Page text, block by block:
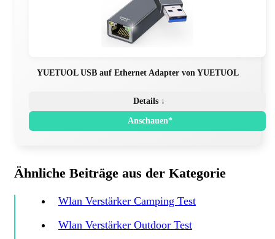
YUETUOL USB auf Ethernet Adapter von YUETUOL
Details ↓
Anschauen*
Ähnliche Beiträge aus der Kategorie
Wlan Verstärker Camping Test
Wlan Verstärker Outdoor Test